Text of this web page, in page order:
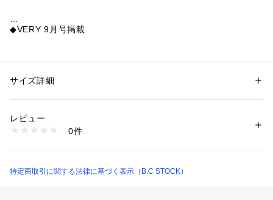
◆VERY 9月号掲載
少しハリのある素材で、しっかりとしたシルエットが脚のライ
穿くだけでミリタリームードがプラスされるアイテムです。
裏地:あり
性別：レディース
素材：表地:ポリエステル62%、綿37%、ポリウレタン1% 裏地:ポリエス
生産国：日本
洗濯：本体:手洗い可能、色あせ
商品番号：1099200032753 （モール）
サイズ詳細
レビュー
0件
特定商取引に関する法律に基づく表示（B.C STOCK）